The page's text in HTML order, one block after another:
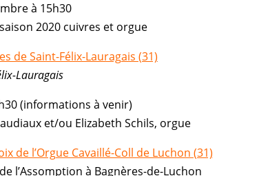
à 15h30
2020 cuivres et orgue
de Saint-Félix-Lauragais (31)
Lauragais
(informations à venir)
et/ou Elizabeth Schils, orgue
de l’Orgue Cavaillé-Coll de Luchon (31)
l’Assomption à Bagnères-de-Luchon